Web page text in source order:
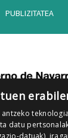
PUBLIZITATEA
datu
datuak),